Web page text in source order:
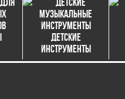
Детские
инструменты